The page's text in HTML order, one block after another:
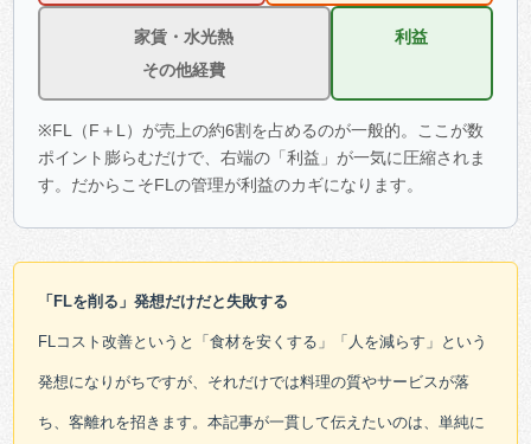
家賃・水光熱
その他経費
利益
※FL（F＋L）が売上の約6割を占めるのが一般的。ここが数
ポイント膨らむだけで、右端の「利益」が一気に圧縮されま
す。だからこそFLの管理が利益のカギになります。
「FLを削る」発想だけだと失敗する
FLコスト改善というと「食材を安くする」「人を減らす」という
発想になりがちですが、それだけでは料理の質やサービスが落
ち、客離れを招きます。本記事が一貫して伝えたいのは、単純に